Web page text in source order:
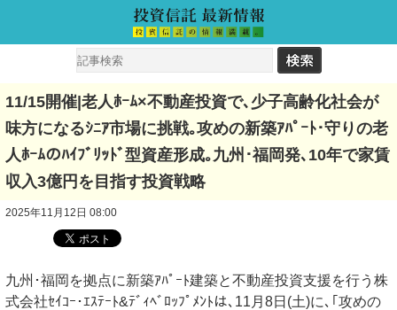
11/15開催|老人ﾎｰﾑ×不動産投資で､少子高齢化社会が
味方になるｼﾆｱ市場に挑戦｡攻めの新築ｱﾊﾟｰﾄ･守りの老
人ﾎｰﾑのﾊｲﾌﾞﾘｯﾄﾞ型資産形成｡九州･福岡発､10年で家賃
収入3億円を目指す投資戦略
2025年11月12日 08:00
九州･福岡を拠点に新築ｱﾊﾟｰﾄ建築と不動産投資支援を行う株
式会社ｾｲｺｰ･ｴｽﾃｰﾄ&ﾃﾞｨﾍﾞﾛｯﾌﾟﾒﾝﾄは､11月8日(土)に､｢攻めの